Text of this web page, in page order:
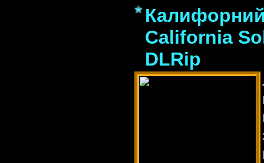
California
DLRip